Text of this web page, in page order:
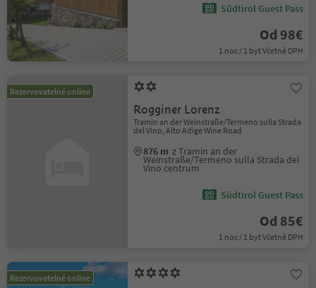
Südtirol Guest Pass
Od 98€
1 noc / 1 byt Včetně DPH
Rezervovatelné online
Rogginer Lorenz
Tramin an der Weinstraße/Termeno sulla Strada
del Vino, Alto Adige Wine Road
876 m z Tramin an der
Weinstraße/Termeno sulla Strada del
Vino centrum
Südtirol Guest Pass
Od 85€
1 noc / 1 byt Včetně DPH
Rezervovatelné online